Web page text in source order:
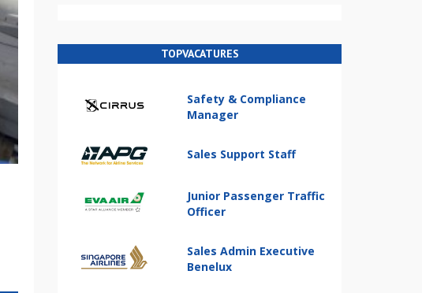
TOPVACATURES
Safety & Compliance
Manager
Sales Support Staff
Junior Passenger Traffic
Officer
Sales Admin Executive
Benelux